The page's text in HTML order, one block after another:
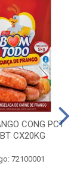
CONG PCT
CX20KG
72100001